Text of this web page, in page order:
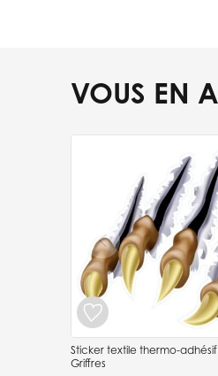
VOUS EN
Press to skip carousel
Sticker textile thermo-adhésif 9x15 cm -
Griffres